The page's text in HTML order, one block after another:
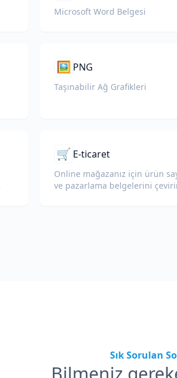
Microsoft Word Belgesi
🖼️ PNG
Taşınabilir Ağ Grafikleri
🛒 E-ticaret
Online mağazanız için ürün
ve pazarlama belgelerini
Sık Sorulan